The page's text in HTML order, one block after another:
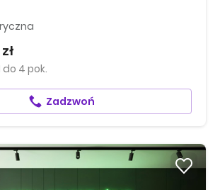
do 4 pok.
Zadzwoń